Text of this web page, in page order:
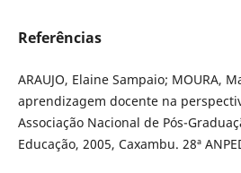
Referências
ARAUJO, Elaine Sampaio; MOURA,
aprendizagem docente na
Associação Nacional de Pós-
Educação, 2005, Caxambu. 28ª